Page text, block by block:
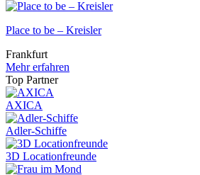
Place to be – Kreisler
Frankfurt
Mehr erfahren
Top Partner
AXICA
Adler-Schiffe
3D Locationfreunde